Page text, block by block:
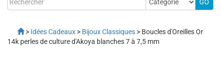
> Idées Cadeaux > Bijoux Classiques > Boucles d'Oreilles Or
14k perles de culture d'Akoya blanches 7 à 7,5 mm